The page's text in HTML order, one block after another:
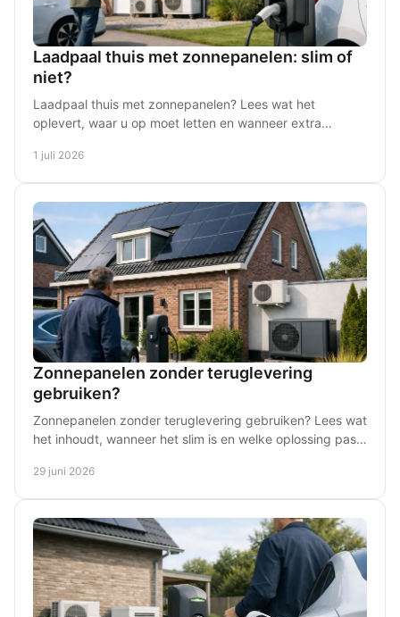
Laadpaal thuis met zonnepanelen: slim of
niet?
Laadpaal thuis met zonnepanelen? Lees wat het
oplevert, waar u op moet letten en wanneer extra
1 juli 2026
Zonnepanelen zonder teruglevering
gebruiken?
Zonnepanelen zonder teruglevering gebruiken? Lees wat
het inhoudt, wanneer het slim is en welke oplossing past
29 juni 2026